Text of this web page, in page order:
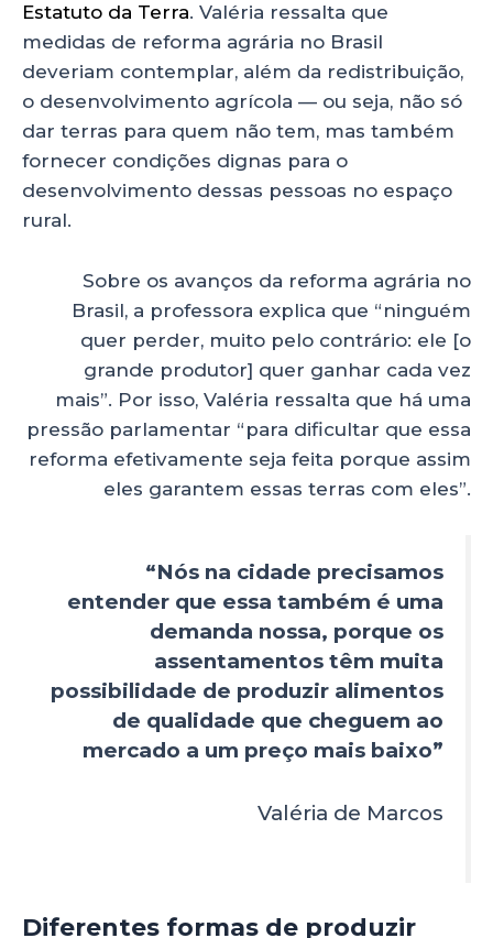
Estatuto da Terra. Valéria ressalta que
medidas de reforma agrária no Brasil
deveriam contemplar, além da redistribuição,
o desenvolvimento agrícola — ou seja, não só
dar terras para quem não tem, mas também
fornecer condições dignas para o
desenvolvimento dessas pessoas no espaço
rural.
Sobre os avanços da reforma agrária no
Brasil, a professora explica que “ninguém
quer perder, muito pelo contrário: ele [o
grande produtor] quer ganhar cada vez
mais”. Por isso, Valéria ressalta que há uma
pressão parlamentar “para dificultar que essa
reforma efetivamente seja feita porque assim
eles garantem essas terras com eles”.
“Nós na cidade precisamos
entender que essa também é uma
demanda nossa, porque os
assentamentos têm muita
possibilidade de produzir alimentos
de qualidade que cheguem ao
mercado a um preço mais baixo”
Valéria de Marcos
Diferentes formas de produzir